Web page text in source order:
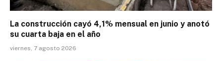
La construcción cayó 4,1% mensual en junio y anotó
su cuarta baja en el año
viernes, 7 agosto 2026